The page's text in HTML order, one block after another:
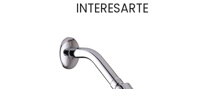
INTERESARTE